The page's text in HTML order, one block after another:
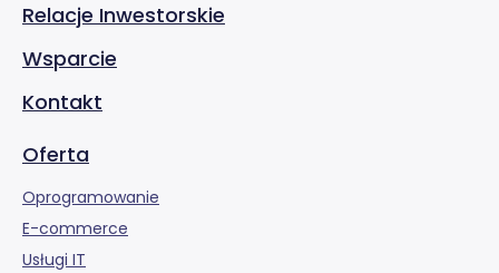
Relacje Inwestorskie
Wsparcie
Kontakt
Oferta
Oprogramowanie
E-commerce
Usługi IT